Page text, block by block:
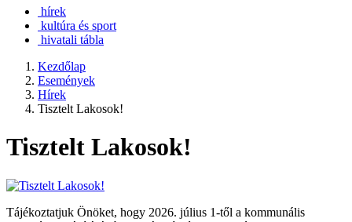
hírek
kultúra és sport
hivatali tábla
Kezdőlap
Események
Hírek
Tisztelt Lakosok!
Tisztelt Lakosok!
Tájékoztatjuk Önöket, hogy 2026. július 1-től a kommunális